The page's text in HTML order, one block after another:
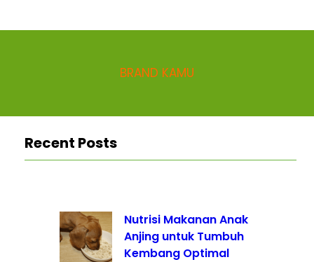
BRAND KAMU
Recent Posts
Nutrisi Makanan Anak
Anjing untuk Tumbuh
Kembang Optimal